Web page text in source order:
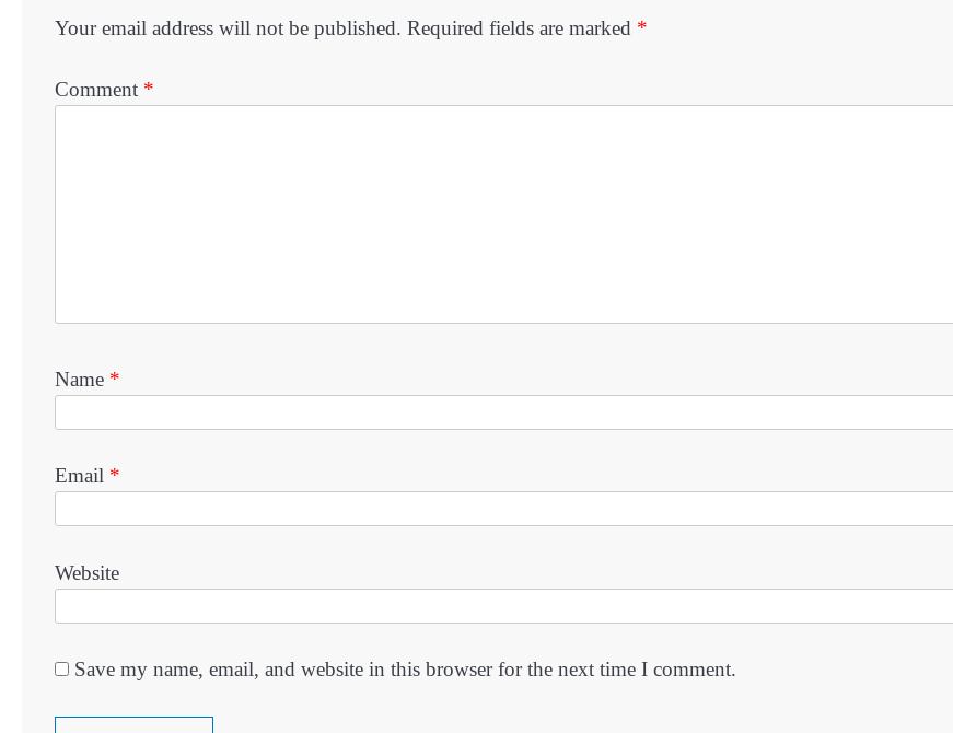
Your email address will not be published. Required fields are marked *
Comment *
Name *
Email *
Website
Save my name, email, and website in this browser for the next time I comment.